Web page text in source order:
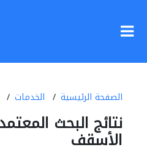
الصفحة الرئيسية الخدمات
نتائج البحث
الأسقف